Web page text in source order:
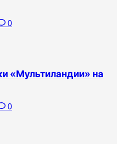
0
«Мультиландии» на
0